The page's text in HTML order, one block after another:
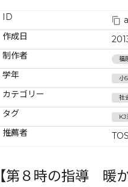
ID
作成日
制作者
福
学年 小5
カテゴリー 社
タグ KJ
推薦者
【第８時の指導 暖